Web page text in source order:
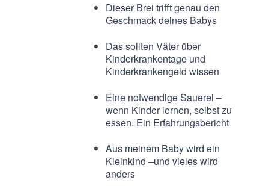
Dieser Brei trifft genau den
Geschmack deines Babys
Das sollten Väter über
Kinderkrankentage und
Kinderkrankengeld wissen
Eine notwendige Sauerei –
wenn Kinder lernen, selbst zu
essen. Ein Erfahrungsbericht
Aus meinem Baby wird ein
Kleinkind –und vieles wird
anders